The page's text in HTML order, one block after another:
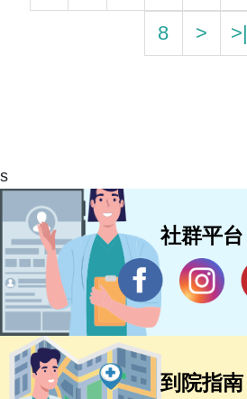
8
> >|
s
社群平台
到院指南